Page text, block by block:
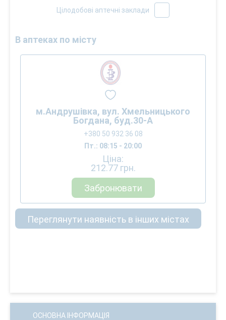
Цілодобові аптечні заклади
В аптеках по місту
м.Андрушівка, вул. Хмельницького
Богдана, буд.30-А
+380 50 932 36 08
Пт.: 08:15 - 20:00
Ціна:
212.77 грн.
Забронювати
Переглянути наявність в інших містах
ОСНОВНА ІНФОРМАЦІЯ